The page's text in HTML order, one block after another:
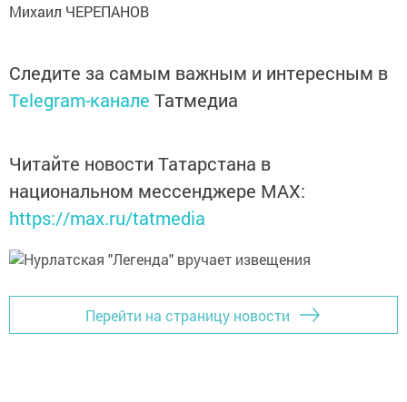
Михаил ЧЕРЕПАНОВ
Следите за самым важным и интересным в
Telegram-канале Татмедиа
Читайте новости Татарстана в
национальном мессенджере MАХ:
https://max.ru/tatmedia
Перейти на страницу новости